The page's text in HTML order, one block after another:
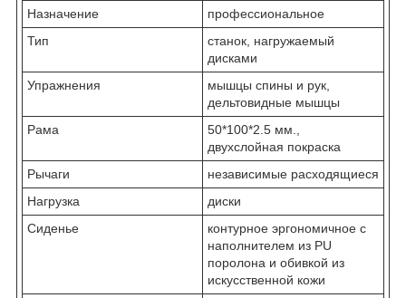
Назначение
профессиональное
Тип
станок, нагружаемый
дисками
Упражнения
мышцы спины и рук,
дельтовидные мышцы
Рама
50*100*2.5 мм.,
двухслойная покраска
Рычаги
независимые расходящиеся
Нагрузка
диски
Сиденье
контурное эргономичное с
наполнителем из PU
поролона и обивкой из
искусственной кожи